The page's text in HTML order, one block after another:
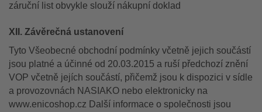
záruční list obvykle slouží nákupní doklad
XII. Závěrečná ustanovení
Tyto Všeobecné obchodní podmínky včetně jejich součástí
jsou platné a účinné od 20.03.2015 a ruší předchozí znění
VOP včetně jejích součástí, přičemž jsou k dispozici v sídle
a provozovnách NASIAKO nebo elektronicky na
www.enicoshop.cz Další informace o společnosti jsou